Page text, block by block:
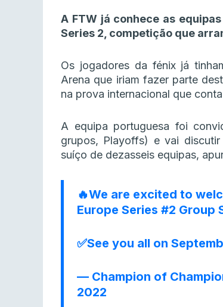
A FTW já conhece as
Series 2, competição que
Os jogadores da fénix já
Arena que iriam fazer parte
na prova internacional que
A equipa portuguesa foi
grupos, Playoffs) e vai
suíço de dezasseis equipas,
🔥We are excited to
Europe Series #2 Group
✅See you all on
— Champion of
2022